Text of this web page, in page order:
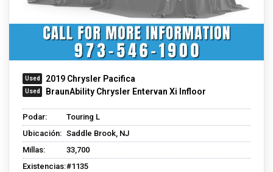
2019 Chrysler Pacifica
BraunAbility Chrysler Entervan Xi Infloor
Podar:
Touring L
Ubicación: Saddle Brook, NJ
Millas:
33,700
Existencias:#1135